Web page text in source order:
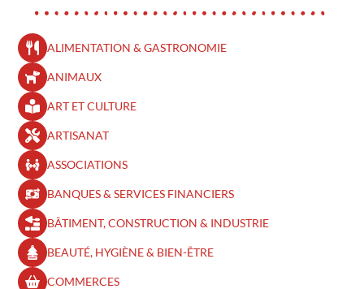
ALIMENTATION & GASTRONOMIE
ANIMAUX
ART ET CULTURE
ARTISANAT
ASSOCIATIONS
BANQUES & SERVICES FINANCIERS
BÂTIMENT, CONSTRUCTION & INDUSTRIE
BEAUTÉ, HYGIÈNE & BIEN-ÊTRE​
COMMERCES